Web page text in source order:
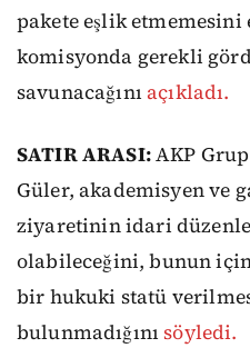
pakete eşlik etmemesini
komisyonda gerekli
savunacağını açıkladı.
SATIR ARASI:AKP
Güler, akademisyen ve
ziyaretinin idari
olabileceğini, bunun
bir hukuki statü
bulunmadığınısöyledi.